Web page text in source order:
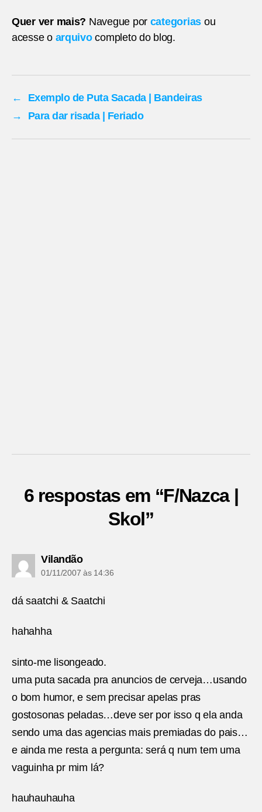
Quer ver mais? Navegue por categorias ou
acesse o arquivocompleto do blog.
←
Exemplo de Puta Sacada | Bandeiras
→
Para dar risada | Feriado
6 respostas em “F/Nazca |
Skol”
Vilandãodiz:
01/11/2007 às 14:36
dá saatchi & Saatchi
hahahha
sinto-me lisongeado.
uma puta sacada pra anuncios de cerveja…usando
o bom humor, e sem precisar apelas pras
gostosonas peladas…deve ser por isso q ela anda
sendo uma das agencias mais premiadas do pais…
e ainda me resta a pergunta: será q num tem uma
vaguinha pr mim lá?
hauhauhauha